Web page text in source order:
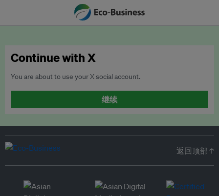
Continue with X
You are about to use your X social account.
继续
返回顶部 ↑